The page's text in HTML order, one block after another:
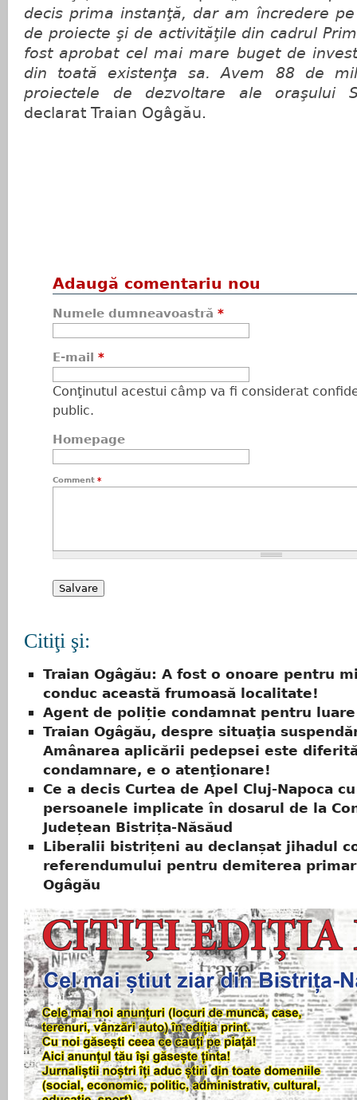
decis prima instanţă, dar am încredere
de proiecte şi de activităţile din cadrul
fost aprobat cel mai mare buget de
din toată existenţa sa. Avem 88 de
proiectele de dezvoltare ale oraşului
declarat Traian Ogâgău.
Adaugă comentariu nou
Numele dumneavoastră *
E-mail *
Conţinutul acestui câmp va fi considerat
public.
Homepage
Comment *
Citiţi şi:
Traian Ogâgău: A fost o onoare pentru
conduc această frumoasă localitate!
Agent de poliție condamnat pentru
Traian Ogâgău, despre situaţia
Amânarea aplicării pedepsei este
condamnare, e o atenţionare!
Ce a decis Curtea de Apel Cluj-Napoca
persoanele implicate în dosarul de la
Județean Bistrița-Năsăud
Liberalii bistrițeni au declanșat jihadul
referendumului pentru demiterea
Ogâgău